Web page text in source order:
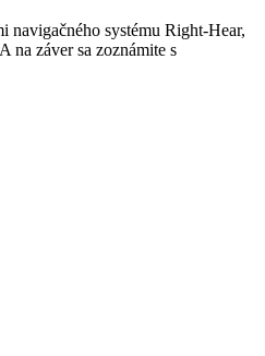
navigačného systému Right-Hear,
na záver sa zoznámite s